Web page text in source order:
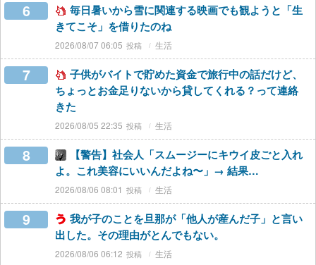
6
毎日暑いから雪に関連する映画でも観ようと「生
きてこそ」を借りたのね
2026/08/07 06:05 生活
7
子供がバイトで貯めた資金で旅行中の話だけど、
ちょっとお金足りないから貸してくれる？って連絡
きた
2026/08/05 22:35 生活
8
【警告】社会人「スムージーにキウイ皮ごと入れ
よ。これ美容にいいんだよね〜」→ 結果…
2026/08/06 08:01 生活
9
我が子のことを旦那が「他人が産んだ子」と言い
出した。その理由がとんでもない。
2026/08/06 06:12 生活